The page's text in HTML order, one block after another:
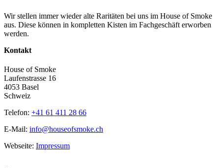
Wir stellen immer wieder alte Raritäten bei uns im House of Smoke
aus. Diese können in kompletten Kisten im Fachgeschäft erworben
werden.
Kontakt
House of Smoke
Laufenstrasse 16
4053 Basel
Schweiz
Telefon: +41 61 411 28 66
E-Mail: info@houseofsmoke.ch
Webseite: Impressum